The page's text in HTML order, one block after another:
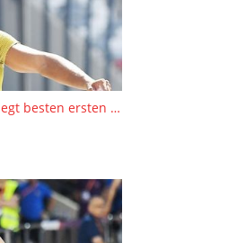
4.685 Punkte: Leo Neugebauer legt besten ersten Tag seiner Karriere hin